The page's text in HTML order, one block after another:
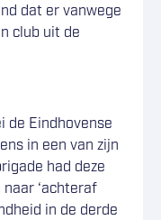
dat er vanwege
club uit de
de Eindhovense
in een van zijn
had deze
‘achteraf
in de derde